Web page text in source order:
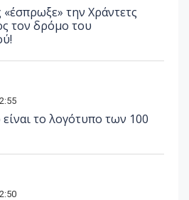
την Χράντετς
τον δρόμο του
το λογότυπο των 100